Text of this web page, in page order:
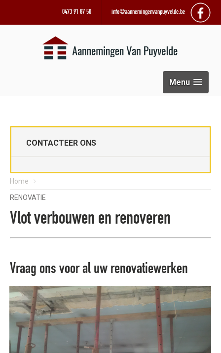
0473 91 87 50 info@aannemingenvanpuyvelde.be
Menu
CONTACTEER ONS
Home
RENOVATIE
Vlot verbouwen en renoveren
Vraag ons voor al uw renovatiewerken